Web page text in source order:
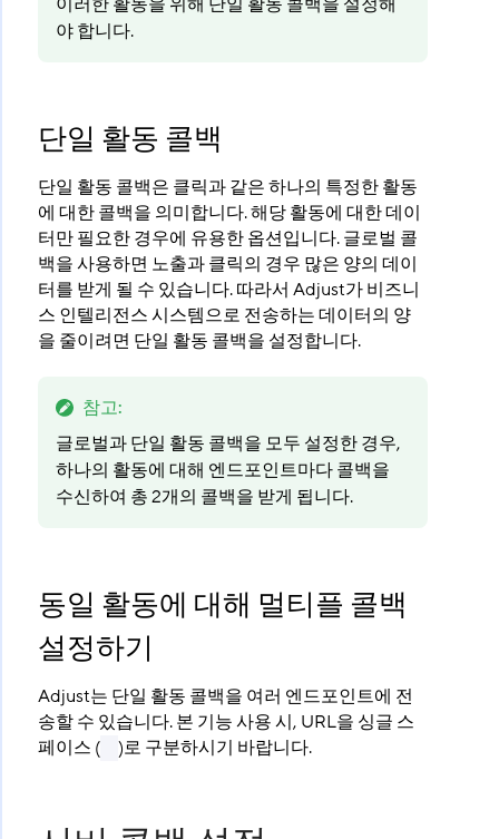
야 합니다.
단일 활동 콜백
단일 활동 콜백은 클릭과 같은 하나의 특정한 활동
에 대한 콜백을 의미합니다. 해당 활동에 대한 데이
터만 필요한 경우에 유용한 옵션입니다. 글로벌 콜
백을 사용하면 노출과 클릭의 경우 많은 양의 데이
터를 받게 될 수 있습니다. 따라서 Adjust가 비즈니
스 인텔리전스 시스템으로 전송하는 데이터의 양
을 줄이려면 단일 활동 콜백을 설정합니다.
참고:
글로벌과 단일 활동 콜백을 모두 설정한 경우,
하나의 활동에 대해 엔드포인트마다 콜백을
수신하여 총 2개의 콜백을 받게 됩니다.
동일 활동에 대해 멀티플 콜백
설정하기
Adjust는 단일 활동 콜백을 여러 엔드포인트에 전
송할 수 있습니다. 본 기능 사용 시, URL을 싱글 스
페이스 (
)로 구분하시기 바랍니다.